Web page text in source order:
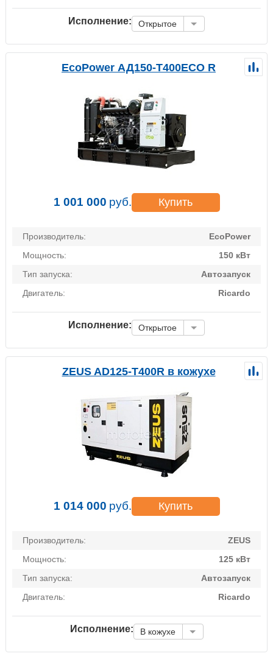
Исполнение: Открытое
EcoPower АД150-T400ECO R
1 001 000 руб. Купить
Производитель:
EcoPower
Мощность:
150 кВт
Тип запуска:
Автозапуск
Двигатель:
Ricardo
Исполнение: Открытое
ZEUS AD125-T400R в кожухе
1 014 000 руб. Купить
Производитель:
ZEUS
Мощность:
125 кВт
Тип запуска:
Автозапуск
Двигатель:
Ricardo
Исполнение: В кожухе